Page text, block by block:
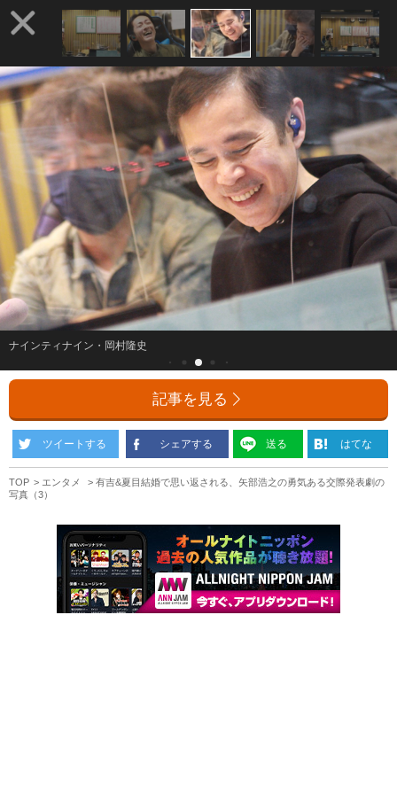
ナインティナイン・岡村隆史
記事を見る
ツイートする シェアする 送る はてな
TOP エンタメ
有吉&夏目結婚で思い返される、矢部浩之の勇気ある交際発表劇の
写真（3）